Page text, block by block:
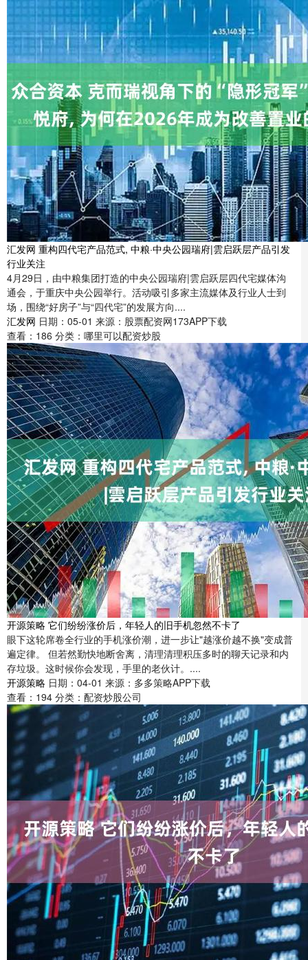
汇发网 重构四代宅产品范式, 中粮·中央公园瑞府|雲启跃层产品引发
行业关注
4月29日，由中粮集团打造的中央公园瑞府|雲启跃层四代宅媒体沟
通会，于重庆中央公园举行。活动吸引多家主流媒体及行业人士到
场，围绕“好房子”与“四代宅”的发展方向....
汇发网 日期：05-01 来源：股票配资网173APP下载
查看： 186 分类： 哪里可以配资炒股
开源策略 它们纷纷涨价后，年轻人的旧手机忽然不卡了
眼下这轮席卷全行业的手机涨价潮，进一步让"越涨价越不换"变成普
遍定律。 但若然勤快地断舍离，清理清理积压多时的聊天记录和内
存垃圾。这时候你会发现，手里的老伙计。....
开源策略 日期：04-01 来源：多多策略APP下载
查看： 194 分类： 配资炒股公司